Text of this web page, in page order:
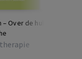
Over de hulp